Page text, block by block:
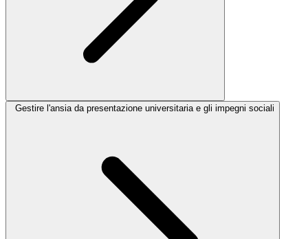
Gestire l'ansia da presentazione universitaria e gli impegni sociali